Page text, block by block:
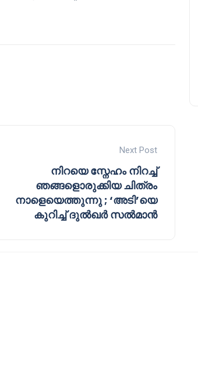
Next Post
നിറയെ സ്നേഹം നിറച്ച്
ഞങ്ങളൊരുക്കിയ ചിത്രം
നാളെയെത്തുന്നു ; ‘അടി’യെ
കുറിച്ച് ദുൽഖർ സൽമാൻ